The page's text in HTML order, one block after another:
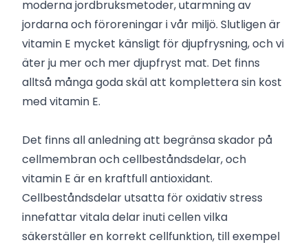
moderna jordbruksmetoder, utarmning av
jordarna och föroreningar i vår miljö. Slutligen är
vitamin E mycket känsligt för djupfrysning, och vi
äter ju mer och mer djupfryst mat. Det finns
alltså många goda skäl att komplettera sin kost
med vitamin E.
Det finns all anledning att begränsa skador på
cellmembran och cellbeståndsdelar, och
vitamin E är en kraftfull antioxidant.
Cellbeståndsdelar utsatta för oxidativ stress
innefattar vitala delar inuti cellen vilka
säkerställer en korrekt cellfunktion, till exempel